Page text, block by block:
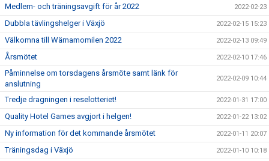
Medlem- och träningsavgift för år 2022 2022-02-23
Dubbla tävlingshelger i Växjö 2022-02-15 15:23
Välkomna till Wärnamomilen 2022 2022-02-13 09:49
Årsmötet 2022-02-10 17:46
Påminnelse om torsdagens årsmöte samt länk för
anslutning
2022-02-09 10:44
Tredje dragningen i reselotteriet! 2022-01-31 17:00
Quality Hotel Games avgjort i helgen! 2022-01-22 13:02
Ny information för det kommande årsmötet 2022-01-11 20:07
Träningsdag i Växjö 2022-01-10 10:18